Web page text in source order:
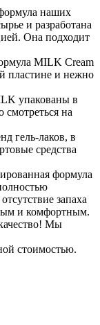
наших
и разработана
Она подходит
MILK Cream
пластине и нежно
упакованы в
смотреться на
гель-лаков, в
средства
формула
запаха
и комфортным.
Мы
стоимостью.